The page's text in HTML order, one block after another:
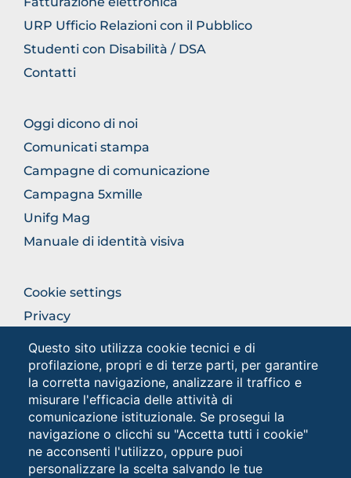
Questo sito utilizza cookie tecnici e di
profilazione, propri e di terze parti, per garantire
la corretta navigazione, analizzare il traffico e
misurare l'efficacia delle attività di
comunicazione istituzionale. Se prosegui la
navigazione o clicchi su "Accetta tutti i cookie"
ne acconsenti l'utilizzo, oppure puoi
personalizzare la scelta salvando le tue
URP Ufficio Relazioni con il Pubblico
Studenti con Disabilità / DSA
Contatti
FOOTER
COMUNICAZIONE
Oggi dicono di noi
Comunicati stampa
Campagne di comunicazione
Campagna 5xmille
Unifg Mag
Manuale di identità visiva
FOOTER
COLONNA
DESTRA
Cookie settings
Privacy
Social